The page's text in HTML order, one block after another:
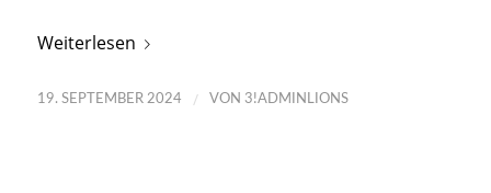
Weiterlesen
19. SEPTEMBER 2024 / VON 3!ADMINLIONS